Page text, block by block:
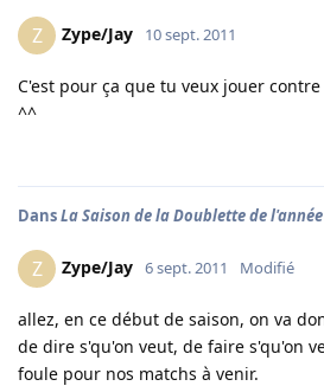
Z Zype/Jay 10 sept. 2011
C'est pour ça que tu veux jouer
^^
DansLa Saison de la Doublette de
Z Zype/Jay 6 sept. 2011 Modifié
allez, en ce début de saison, on va
de dire s'qu'on veut, de faire s'qu'on
foule pour nos matchs à venir.